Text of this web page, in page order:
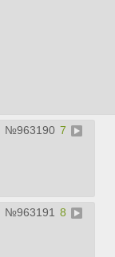
№963190 7
№963191 8